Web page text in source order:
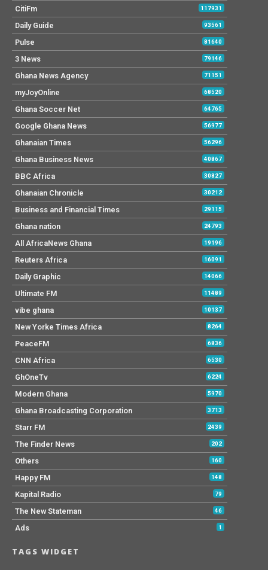
CitiFm 117931
Daily Guide 93561
Pulse 81640
3 News 79146
Ghana News Agency 71151
myJoyOnline 68520
Ghana Soccer Net 64765
Google Ghana News 56977
Ghanaian Times 56296
Ghana Business News 40867
BBC Africa 30827
Ghanaian Chronicle 30212
Business and Financial Times 29115
Ghana nation 24793
All AfricaNews Ghana 19196
Reuters Africa 16091
Daily Graphic 14066
Ultimate FM 11489
vibe ghana 10137
New Yorke Times Africa 8264
PeaceFM 6836
CNN Africa 6530
GhOneTv 6224
Modern Ghana 5970
Ghana Broadcasting Corporation 3713
Starr FM 2439
The Finder News 202
Others 160
Happy FM 148
Kapital Radio 79
The New Stateman 46
Ads 1
TAGS WIDGET